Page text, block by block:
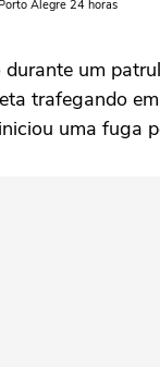
Alegre 24 horas
um
trafegando
uma fuga